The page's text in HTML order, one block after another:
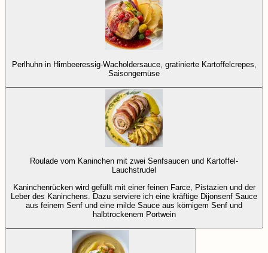
Perlhuhn in Himbeeressig-Wacholdersauce, gratinierte Kartoffelcrepes,
Saisongemüse
Roulade vom Kaninchen mit zwei Senfsaucen und Kartoffel-
Lauchstrudel
Kaninchenrücken wird gefüllt mit einer feinen Farce, Pistazien und der
Leber des Kaninchens. Dazu serviere ich eine kräftige Dijonsenf Sauce
aus feinem Senf und eine milde Sauce aus körnigem Senf und
halbtrockenem Portwein